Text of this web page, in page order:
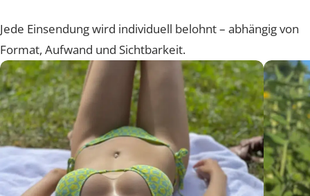
Outfit-Fotos: z. B. Bikini, Sport-BH, Sommerkleid
Vorher-Nachher-Fotos
Erfahrungsberichte per Video oder Text
Jede Einsendung wird individuell belohnt – abhängig
Format, Aufwand und Sichtbarkeit.